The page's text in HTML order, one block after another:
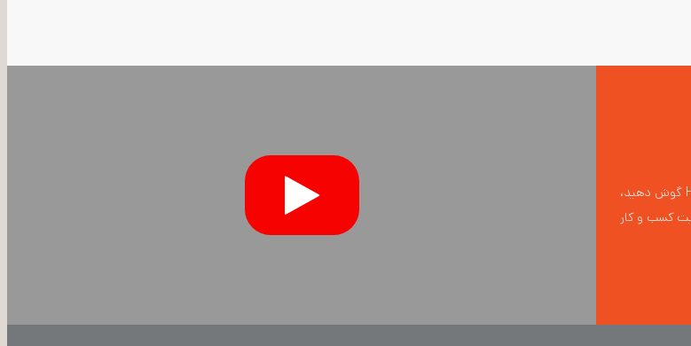
به گفتگوی برخی از دریافت کنندگان حق امتیاز HAMCHAP گوش دهید،
کسب و کار